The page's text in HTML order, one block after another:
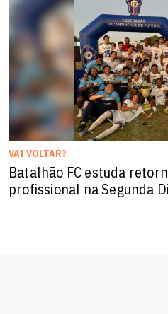
VAI VOLTAR?
Batalhão FC estuda
profissional na Segunda